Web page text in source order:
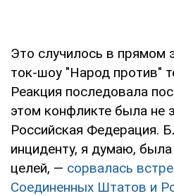
Это случилось в прямом
ток-шоу "Народ против"
Реакция последовала
этом конфликте была не
Российская Федерация.
инциденту, я думаю, была
целей, — сорвалась
Соединенных Штатов и